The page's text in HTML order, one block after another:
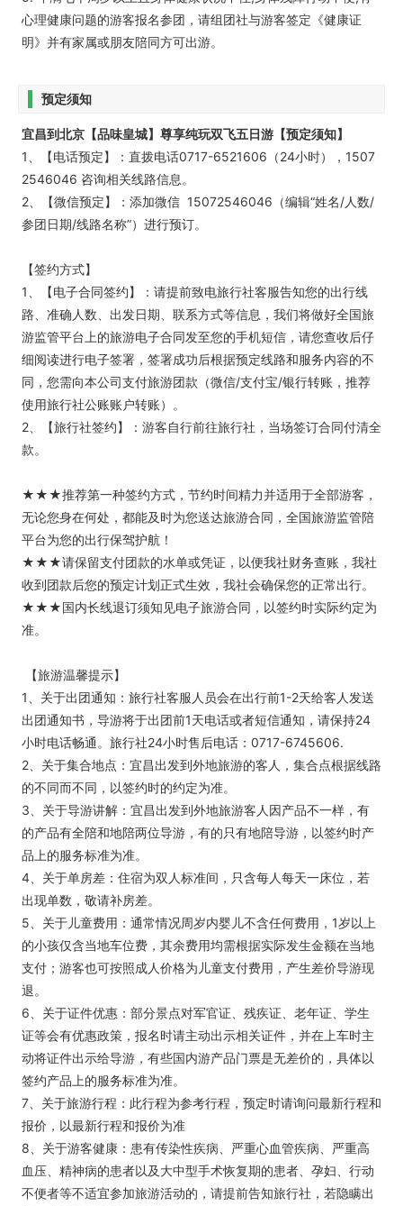
心理健康问题的游客报名参团，请组团社与游客签定《健康证
明》并有家属或朋友陪同方可出游。
预定须知
宜昌到北京【品味皇城】尊享纯玩双飞五日游【预定须知】
1、【电话预定】：直拨电话0717-6521606（24小时），1507
2546046 咨询相关线路信息。
2、【微信预定】：添加微信 15072546046（编辑“姓名/人数/
参团日期/线路名称”）进行预订。
【签约方式】
1、【电子合同签约】：请提前致电旅行社客服告知您的出行线
路、准确人数、出发日期、联系方式等信息，我们将做好全国旅
游监管平台上的旅游电子合同发至您的手机短信，请您查收后仔
细阅读进行电子签署，签署成功后根据预定线路和服务内容的不
同，您需向本公司支付旅游团款（微信/支付宝/银行转账，推荐
使用旅行社公账账户转账）。
2、【旅行社签约】：游客自行前往旅行社，当场签订合同付清全
款。
★★★推荐第一种签约方式，节约时间精力并适用于全部游客，
无论您身在何处，都能及时为您送达旅游合同，全国旅游监管陪
平台为您的出行保驾护航！
★★★请保留支付团款的水单或凭证，以便我社财务查账，我社
收到团款后您的预定计划正式生效，我社会确保您的正常出行。
★★★国内长线退订须知见电子旅游合同，以签约时实际约定为
准。
【旅游温馨提示】
1、关于出团通知：旅行社客服人员会在出行前1-2天给客人发送
出团通知书，导游将于出团前1天电话或者短信通知，请保持24
小时电话畅通。旅行社24小时售后电话：0717-6745606.
2、关于集合地点：宜昌出发到外地旅游的客人，集合点根据线路
的不同而不同，以签约时的约定为准。
3、关于导游讲解：宜昌出发到外地旅游客人因产品不一样，有
的产品有全陪和地陪两位导游，有的只有地陪导游，以签约时产
品上的服务标准为准。
4、关于单房差：住宿为双人标准间，只含每人每天一床位，若
出现单数，敬请补房差。
5、关于儿童费用：通常情况周岁内婴儿不含任何费用，1岁以上
的小孩仅含当地车位费，其余费用均需根据实际发生金额在当地
支付；游客也可按照成人价格为儿童支付费用，产生差价导游现
退。
6、关于证件优惠：部分景点对军官证、残疾证、老年证、学生
证等会有优惠政策，报名时请主动出示相关证件，并在上车时主
动将证件出示给导游，有些国内游产品门票是无差价的，具体以
签约产品上的服务标准为准。
7、关于旅游行程：此行程为参考行程，预定时请询问最新行程和
报价，以最新行程和报价为准
8、关于游客健康：患有传染性疾病、严重心血管疾病、严重高
血压、精神病的患者以及大中型手术恢复期的患者、孕妇、行动
不便者等不适宜参加旅游活动的，请提前告知旅行社，若隐瞒出